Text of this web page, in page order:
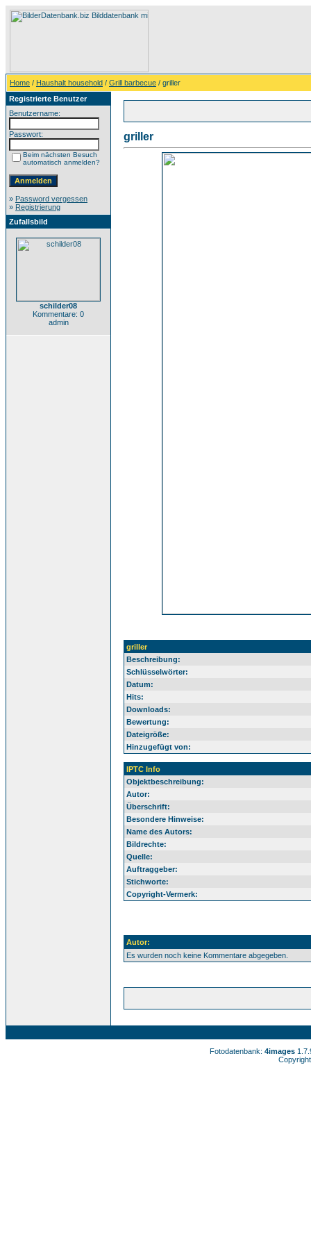
Home / Haushalt household / Grill barbecue / griller
Registrierte Benutzer
Benutzername:
Passwort:
Beim nächsten Besuch
automatisch anmelden?
» Password vergessen
» Registrierung
Zufallsbild
schilder08
Kommentare: 0
admin
griller
griller
Beschreibung:
Schlüsselwörter:
Datum:
Hits:
Downloads:
Bewertung:
Dateigröße:
Hinzugefügt von:
IPTC Info
Objektbeschreibung:
Autor:
Überschrift:
Besondere Hinweise:
Name des Autors:
Bildrechte:
Quelle:
Auftraggeber:
Stichworte:
Copyright-Vermerk:
Autor:
Es wurden noch keine Kommentare abgegeben.
Fotodatenbank: 4images